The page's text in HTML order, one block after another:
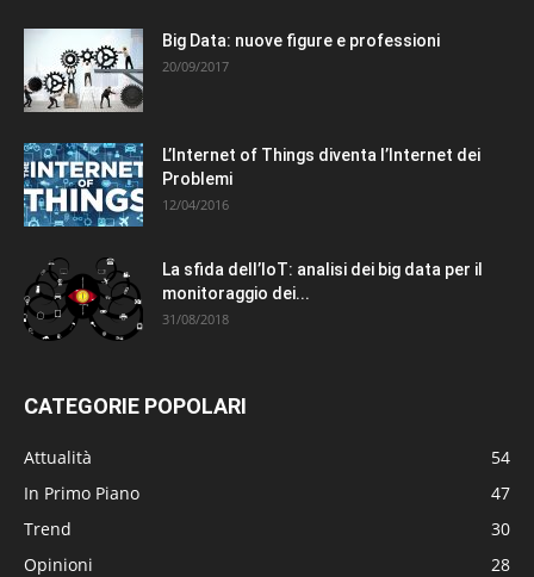
Big Data: nuove figure e professioni
20/09/2017
L’Internet of Things diventa l’Internet dei
Problemi
12/04/2016
La sfida dell’IoT: analisi dei big data per il
monitoraggio dei...
31/08/2018
CATEGORIE POPOLARI
Attualità
54
In Primo Piano
47
Trend
30
Opinioni
28